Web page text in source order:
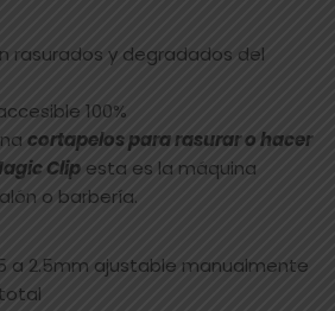
rasurados y degradados del
100%
cortapelos para rasurar o hacer
Clip esta es la máquina
o barbería.
a 2.5mm ajustable manualmente